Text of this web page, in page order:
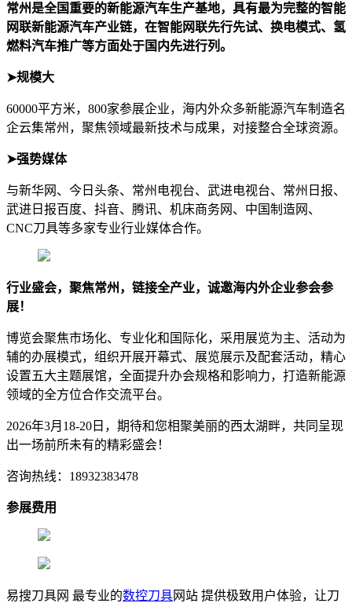
常州是全国重要的新能源汽车生产基地，具有最为完整的智能
网联新能源汽车产业链，在智能网联先行先试、换电模式、氢
燃料汽车推广等方面处于国内先进行列。
➤规模大
60000平方米，800家参展企业，海内外众多新能源汽车制造名
企云集常州，聚焦领域最新技术与成果，对接整合全球资源。
➤强势媒体
与新华网、今日头条、常州电视台、武进电视台、常州日报、
武进日报百度、抖音、腾讯、机床商务网、中国制造网、
CNC刀具等多家专业行业媒体合作。
行业盛会，聚焦常州，链接全产业，诚邀海内外企业参会参
展！
博览会聚焦市场化、专业化和国际化，采用展览为主、活动为
辅的办展模式，组织开展开幕式、展览展示及配套活动，精心
设置五大主题展馆，全面提升办会规格和影响力，打造新能源
领域的全方位合作交流平台。
2026年3月18-20日，期待和您相聚美丽的西太湖畔，共同呈现
出一场前所未有的精彩盛会！
咨询热线：18932383478
参展费用
易搜刀具网 最专业的数控刀具网站 提供极致用户体验，让刀